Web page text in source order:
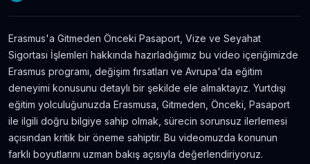
Evde Dil Öğren
11.086
İngilizce Öğrenmek için 30 Youtube Kanalı
Avustralya’da Çekilmiş 7 Efsane Film
6.403gör.neredeyse 11 yıl önce
Erasmus'a Gitmeden Önceki Pasaport, Vize ve Seyahat
Sigortası İşlemleri hakkında hazırladığımız bu video içeriğimizde
Erasmus programı, değişim fırsatları ve Avrupa'da eğitim
deneyimi konusunu detaylı bir şekilde ele almaktayız. Yurtdışı
eğitim yolculuğunuzda Erasmusa, Gitmeden, Önceki, Pasaport
ile ilgili doğru bilgiye sahip olmak, sürecin sorunsuz ilerlemesi
açısından kritik bir öneme sahiptir. Bu videomuzda konunun
farklı boyutlarını uzman bakış açısıyla değerlendiriyoruz.